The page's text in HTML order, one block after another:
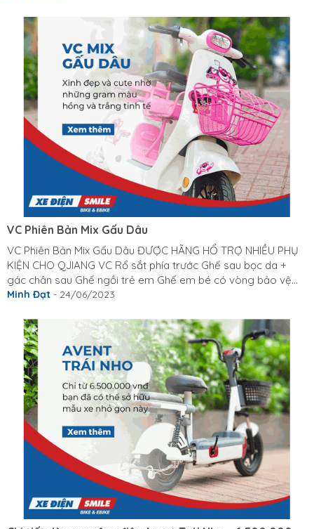
bài viết này, các bạn hãy cùng Smile tìm hiểu về một dòng xe
đạp điện dành riêng cho học sinh - Avent Supreme III. **I. Sự
Ra Đời Của Avent Supreme III** Dòng xe đạp điện Avent
Supreme III...
VC Phiên Bản Mix Gấu Dâu
VC Phiên Bản Mix Gấu Dâu ĐƯỢC HÃNG HỔ TRỢ NHIỀU PHỤ
KIỆN CHO QJIANG VC Rổ sắt phía trước Ghế sau bọc da +
gác chân sau Ghế ngồi trẻ em Ghế em bé có vòng bảo vệ
cho bé dưới 3 tuổi Gương chiếu hậu Thảm lót chân Tựa lưng
màu sắc theo cá tính, sở thích cụ thể từng khách hàng Chi tiết
sản phẩm: https://xediensmile.com/xe-dien-qjiang-vc --------
------------------------------------------------------------------ Xe
Điện Smile - bán xe là phải Vui!! ⚜285A Hậu Giang, Phường 5,
Quận 6, TPHCM ⚜897 Trường Chinh, Tây Thạnh, Tân Phú,
TPHCM 📞Hotline: 077.377.2377 (Gọi mua hàng) - 0888.803.188
(Gọi...
Minh Đạt - 24/06/2023